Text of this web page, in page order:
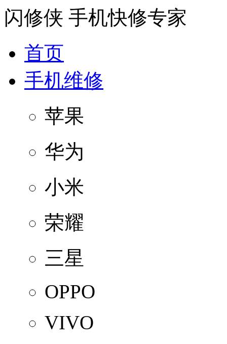
闪修侠 手机快修专家
首页
手机维修
苹果
华为
小米
荣耀
三星
OPPO
VIVO